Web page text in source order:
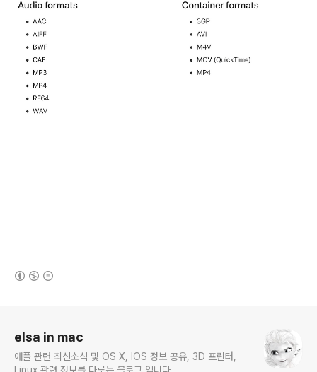
elsa in mac
애플 관련 최신소식 및 OS X, IOS 정보 공유, 3D 프린터,